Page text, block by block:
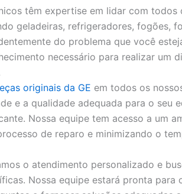
têm expertise em lidar com todos
geladeiras, refrigeradores, fogões,
do problema que você
necessário para realizar um
originais da GE em todos os
e a qualidade adequada para o seu
Nossa equipe tem acesso a um
de reparo e minimizando o
o atendimento personalizado e
Nossa equipe estará pronta para